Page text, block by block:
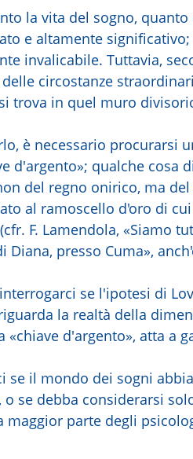
la vita del sogno,
e altamente
invalicabile. Tuttavia,
circostanze
trova in quel muro
è necessario procurarsi
d'argento»; qualche cosa
del regno onirico, ma
al ramoscello d'oro di
F. Lamendola, «Siamo
Diana, presso Cuma»,
se l'ipotesi di
la realtà della
d'argento», atta a
se il mondo dei sogni
se debba considerarsi
maggior parte degli